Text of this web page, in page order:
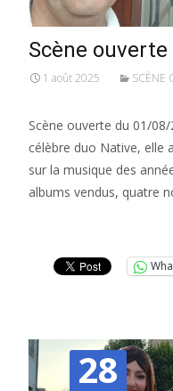
Scène
1 août 2025 SCÈNE
Scène ouverte du 01/
célèbre duo Native, elle
sur la musique des
albums vendus, quatre
28